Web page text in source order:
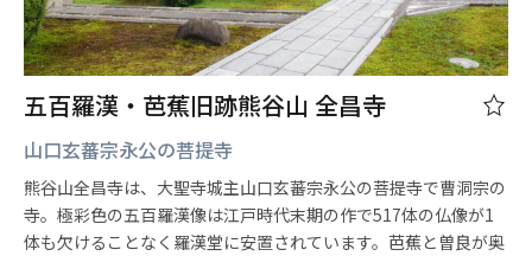
五百羅漢・芭蕉旧跡熊谷山 全昌寺
山口玄蕃宗永公の菩提寺
熊谷山全昌寺は、大聖寺城主山口玄蕃宗永公の菩提寺で曹洞宗の
寺。極彩色の五百羅漢像は江戸時代末期の作で517体の仏像が1
体も欠けることなく羅漢堂に安置されています。芭蕉と曽良が奥